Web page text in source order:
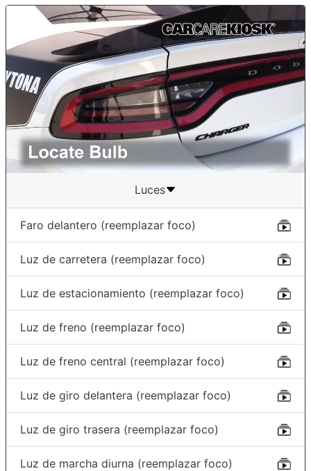
Luces
Faro delantero (reemplazar foco)
Luz de carretera (reemplazar foco)
Luz de estacionamiento (reemplazar foco)
Luz de freno (reemplazar foco)
Luz de freno central (reemplazar foco)
Luz de giro delantera (reemplazar foco)
Luz de giro trasera (reemplazar foco)
Luz de marcha diurna (reemplazar foco)